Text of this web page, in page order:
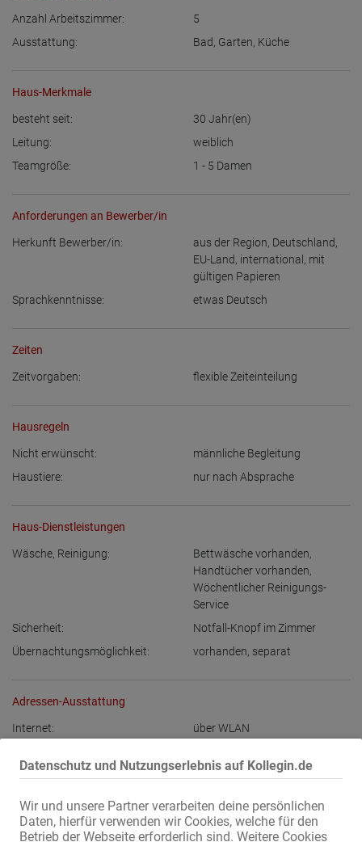
Datenschutz und Nutzungserlebnis auf Kollegin.de
Wir und unsere Partner verarbeiten deine persönlichen
Daten, hierfür verwenden wir Cookies, welche für den
Betrieb der Webseite erforderlich sind. Weitere Cookies
Anzahl Arbeitszimmer:
5
Ausstattung:
Bad, Garten, Küche
Haus-Merkmale
besteht seit: 30 Jahr(en)
Leitung:
weiblich
Teamgröße:
1 - 5 Damen
Anforderungen an Bewerber/in
Herkunft Bewerber/in: aus der Region, Deutschland,
EU-Land, international, mit
gültigen Papieren
Sprachkenntnisse:
etwas Deutsch
Zeiten
Zeitvorgaben: flexible Zeiteinteilung
Hausregeln
Nicht erwünscht:
männliche Begleitung
Haustiere:
nur nach Absprache
Haus-Dienstleistungen
Wäsche, Reinigung: Bettwäsche vorhanden,
Handtücher vorhanden,
Wöchentlicher Reinigungs-
Service
Sicherheit:
Notfall-Knopf im Zimmer
Übernachtungsmöglichkeit:
vorhanden, separat
Adressen-Ausstattung
Internet:
über WLAN
im Zimmer:
Zimmersafe
im Haus:
Waschmaschine ,Trockner